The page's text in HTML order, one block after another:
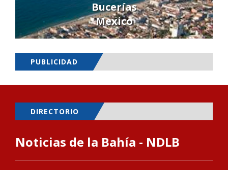
Bucerías
Mexico
PUBLICIDAD
DIRECTORIO
Noticias de la Bahía - NDLB